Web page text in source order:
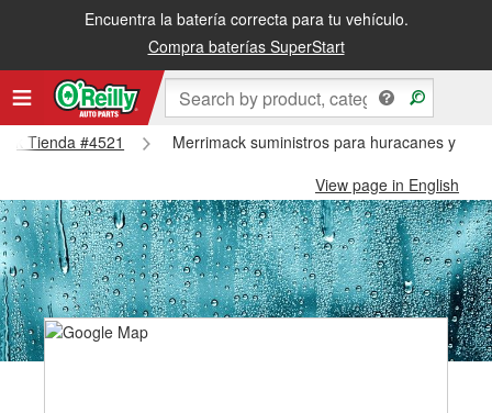
Encuentra la batería correcta para tu vehículo.
Compra baterías SuperStart
Tienda #4521
Merrimack suministros para huracanes y
View page in English